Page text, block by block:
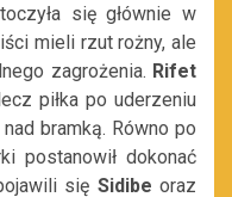
się głównie w
mieli rzut rożny, ale
zagrożenia. Rifet
piłka po uderzeniu
bramką. Równo po
postanowił dokonać
się Sidibe oraz